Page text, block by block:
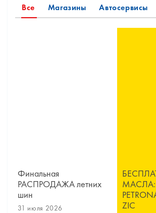
Все Магазины Автосервисы
Финальная
РАСПРОДАЖА летних
шин
31 июля 2026
МАСЛА:
ZIC